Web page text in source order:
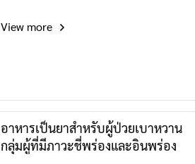
View more
อาหารเป็นยาสำหรับผู้ป่วยเบาหวาน
กลุ่มผู้ที่มีภาวะชี่พร่องและอินพร่อง